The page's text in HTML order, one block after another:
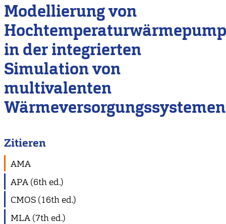
Modellierung von
in der integrierten
Simulation von
multivalenten
Wärmeversorgungssystemen
Zitieren
AMA
APA (6th ed.)
CMOS (16th ed.)
MLA (7th ed.)